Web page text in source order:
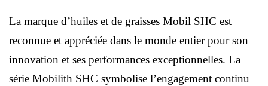
La marque d’huiles et de graisses Mobil SHC est
reconnue et appréciée dans le monde entier pour son
innovation et ses performances exceptionnelles. La
série Mobilith SHC symbolise l’engagement continu